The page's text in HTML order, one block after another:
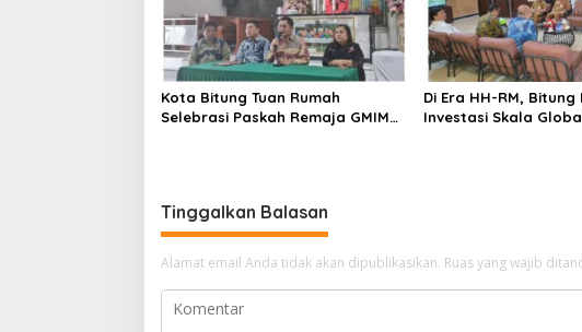
Kota Bitung Tuan Rumah
Selebrasi Paskah Remaja GMIM
Di Era HH-RM, Bitung
Investasi Skala
Tinggalkan Balasan
Alamat email Anda tidak akan dipublikasikan. Ruas yang wajib